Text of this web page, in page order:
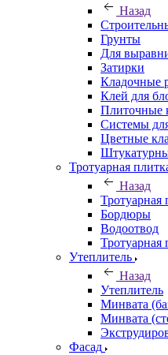
Назад
Грунты
Для
Затирки
Кладочные
Клей для
Плиточные
Системы
Цветные
Тротуарная
Назад
Бордюры
Водоотвод
Тротуарная
Утеплитель
Назад
Утеплитель
Минвата
Минвата
Фасад